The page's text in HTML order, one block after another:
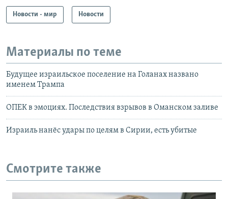
Новости - мир Новости
Материалы по теме
Будущее израильское поселение на Голанах названо
именем Трампа
ОПЕК в эмоциях. Последствия взрывов в Оманском заливе
Израиль нанёс удары по целям в Сирии, есть убитые
Смотрите также